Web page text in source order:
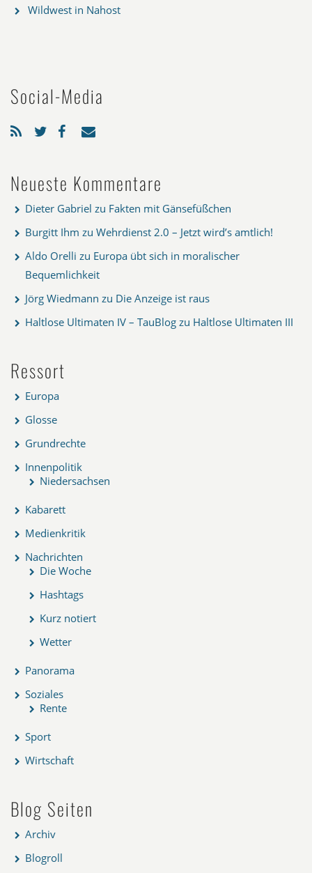
Wildwest in Nahost
Social-Media
Neueste Kommentare
Dieter Gabriel zu Fakten mit Gänsefüßchen
Burgitt Ihm zu Wehrdienst 2.0 – Jetzt wird’s amtlich!
Aldo Orelli zu Europa übt sich in moralischer
Bequemlichkeit
Jörg Wiedmann zu Die Anzeige ist raus
Haltlose Ultimaten IV – TauBlog zu Haltlose Ultimaten III
Ressort
Europa
Glosse
Grundrechte
Innenpolitik
Niedersachsen
Kabarett
Medienkritik
Nachrichten
Die Woche
Hashtags
Kurz notiert
Wetter
Panorama
Soziales
Rente
Sport
Wirtschaft
Blog Seiten
Archiv
Blogroll